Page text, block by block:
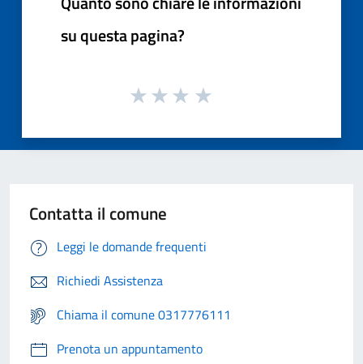
su questa pagina?
Contatta il comune
Leggi le domande frequenti
Richiedi Assistenza
Chiama il comune 0317776111
Prenota un appuntamento